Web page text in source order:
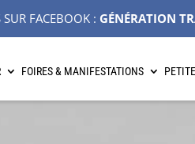
FACEBOOK : GÉNÉRATION
FOIRES & MANIFESTATIONS